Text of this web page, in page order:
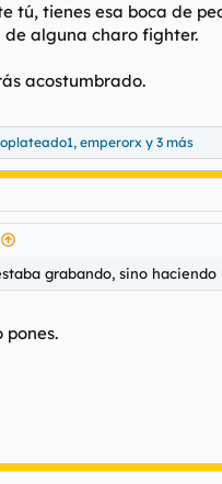
tú, tienes esa boca de
de alguna charo fighter.
acostumbrado.
, emperorx y 3 más
grabando, sino
pones.